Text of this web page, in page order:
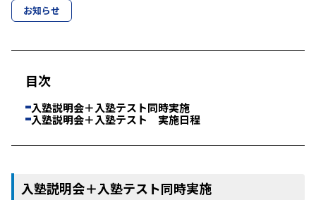
お知らせ
目次
入塾説明会＋入塾テスト同時実施
入塾説明会＋入塾テスト 実施日程
入塾説明会＋入塾テスト同時実施